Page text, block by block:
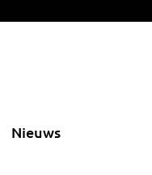
Nieuws